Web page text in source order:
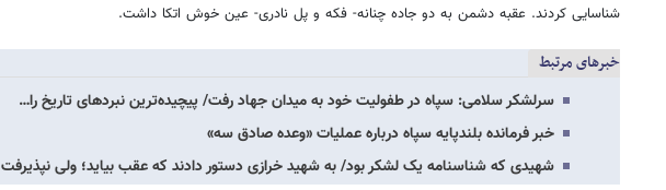
شناسایی کردند. عقبه دشمن به دو جاده چنانه- فکه و پل نادری- عین خوش اتکا داشت.
خبرهای مرتبط
سرلشکر سلامی: سپاه در طفولیت خود به میدان جهاد رفت/ پیچیده‌ترین نبردهای تاریخ را…
خبر فرمانده بلندپایه سپاه درباره عملیات «وعده صادق سه»
شهیدی که شناسنامه یک لشکر بود/ به شهید خرازی دستور دادند که عقب بیاید؛ ولی نپذیرفت